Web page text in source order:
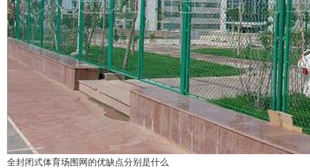
全封闭式体育场围网的优缺点分别是什么